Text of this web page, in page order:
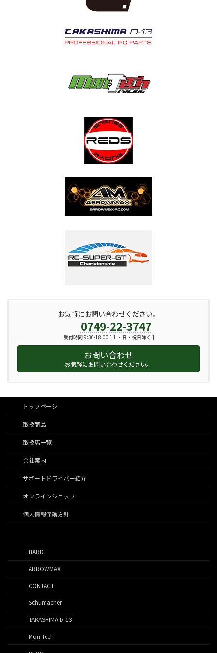
お気軽にお問い合わせください。
0749-22-3747
受付時間 9:30-18:00 [ 土・日・祝日除く ]
お問い合わせ
お気軽にお問い合わせください。
トップページ
取扱商品
取扱店一覧
会社案内
サポートドライバー紹介
オンラインショップ
個人情報保護方針
HARD
ARROWMAX
CONTACT
Schumacher
TAKASHIMA D-13
Mon-Tech